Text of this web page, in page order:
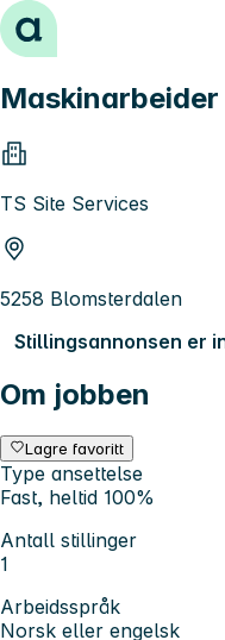
Hopp til innhold
Maskinarbeider
TS Site Services
5258 Blomsterdalen
Stillingsannonsen er
Om jobben
Lagre favoritt
Type ansettelse
Fast, heltid 100%
Antall stillinger
1
Arbeidsspråk
Norsk eller engelsk